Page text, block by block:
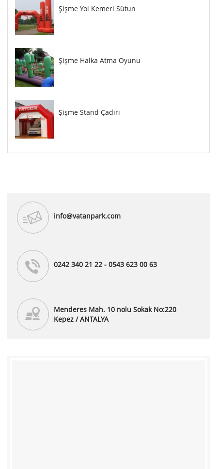
Şişme Yol Kemeri Sütun
Şişme Halka Atma Oyunu
Şişme Stand Çadırı
info@vatanpark.com
0242 340 21 22 - 0543 623 00 63
Menderes Mah. 10 nolu Sokak No:220
Kepez / ANTALYA